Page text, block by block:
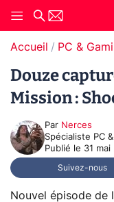
Accueil PC &
Douze
Mission :
Par Nerces
Spécialiste PC
Publié le 31 mai
Suivez-nous
Nouvel épisode de